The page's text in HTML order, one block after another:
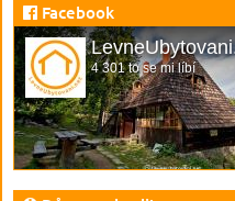
Facebook
4 301 to se mi líbí